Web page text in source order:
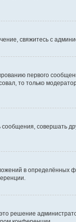
свяжитесь с
первого
то только
совершать
в определённых
решение